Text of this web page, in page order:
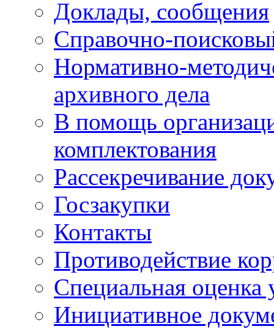
Доклады, сообщения
Справочно-
Нормативно-
архивного дела
В помощь
комплектования
Рассекречивание
Госзакупки
Контакты
Противодействие
Специальная оценка
Инициативное